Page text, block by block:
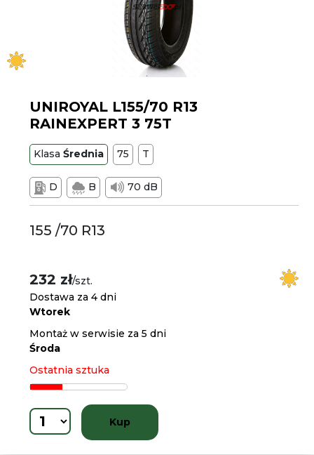
UNIROYAL L155/70 R13
RAINEXPERT 3 75T
KlasaŚrednia 75 T
D B 70 dB
155 /70 R13
232 zł/szt.
Dostawa za 4 dni
Wtorek
Montaż w serwisie za 5 dni
Środa
Ostatnia sztuka
Kup